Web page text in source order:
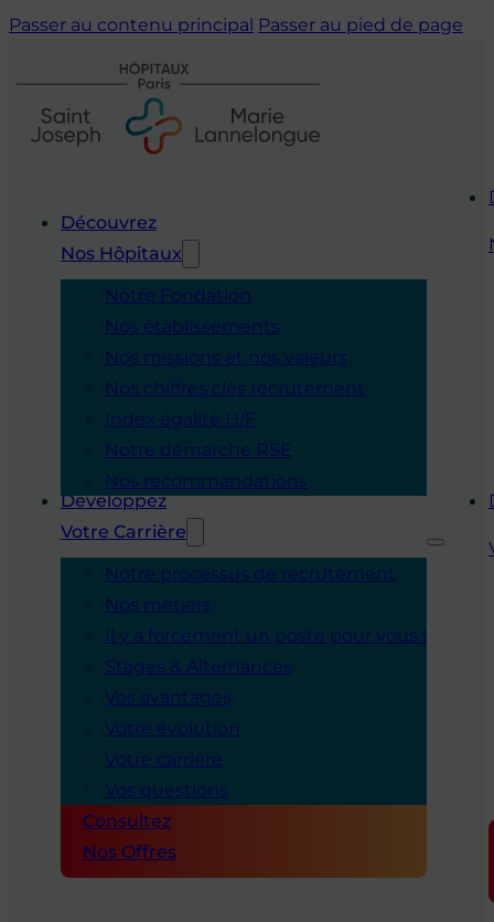
Passer au contenu principal Passer au pied de page
Découvrez
Nos Hôpitaux
Notre Fondation
Nos établissements
Nos missions et nos valeurs
Nos chiffres clés recrutement
Index égalité H/F
Notre démarche RSE
Nos recommandations
Développez
Votre Carrière
Notre processus de recrutement
Nos métiers
Il y a forcément un poste pour vous !
Stages & Alternances
Vos avantages
Votre évolution
Votre carrière
Vos questions
Consultez
Nos Offres